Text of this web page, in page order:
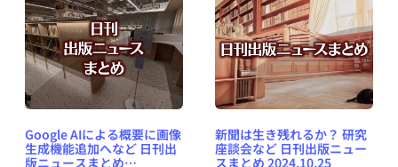
Google AIによる概要に画像
生成機能追加へなど 日刊出
版ニュースまとめ
新聞は生き残れるか？ 研究
座談会など 日刊出版ニュー
スまとめ 2024.10.25